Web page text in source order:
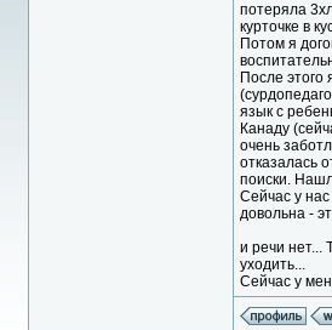
потеряла
курточке в
Потом я
После этого
язык с
Канаду
очень
отказалась
поиски.
Сейчас у
довольна -
и речи нет...
уходить...
Сейчас у